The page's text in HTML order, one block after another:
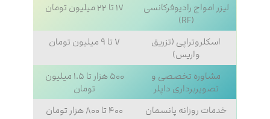
لیزر امواج رادیوفرکانسی
(RF)
۱۷ تا ۲۲ میلیون تومان
اسکلروتراپی (تزریق
واریس)
۷ تا ۹ میلیون تومان
مشاوره تخصصی و
تصویربرداری داپلر
۵۰۰ هزار تا ۱.۵ میلیون
تومان
خدمات روزانه پانسمان
۴۰۰ تا ۸۰۰ هزار تومان